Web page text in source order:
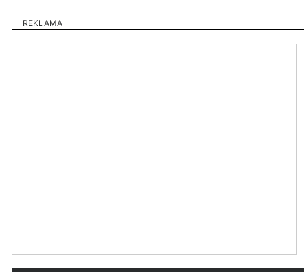
REKLAMA